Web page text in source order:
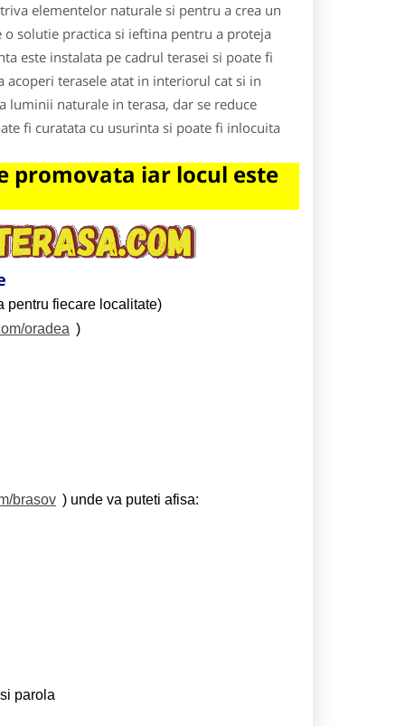
elementelor naturale si pentru a crea un
solutie practica si ieftina pentru a proteja
este instalata pe cadrul terasei si poate fi
acoperi terasele atat in interiorul cat si in
naturale in terasa, dar se reduce
fi curatata cu usurinta si poate fi inlocuita
promovata iar locul este
pentru fiecare localitate)
oradea )
brasov ) unde va puteti afisa:
parola